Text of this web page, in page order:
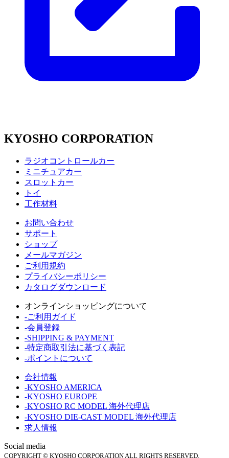
KYOSHO CORPORATION
ラジオコントロールカー
ミニチュアカー
スロットカー
トイ
工作材料
お問い合わせ
サポート
ショップ
メールマガジン
ご利用規約
プライバシーポリシー
カタログダウンロード
オンラインショッピングについて
-ご利用ガイド
-会員登録
-SHIPPING & PAYMENT
-特定商取引法に基づく表記
-ポイントについて
会社情報
-KYOSHO AMERICA
-KYOSHO EUROPE
-KYOSHO RC MODEL 海外代理店
-KYOSHO DIE-CAST MODEL 海外代理店
求人情報
Social media
COPYRIGHT © KYOSHO CORPORATION ALL RIGHTS RESERVED.